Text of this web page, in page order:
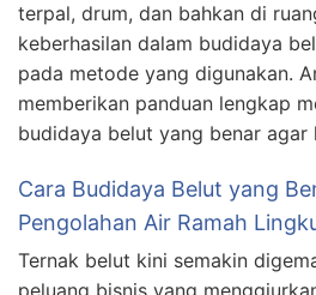
terpal, drum, dan bahkan di
keberhasilan dalam budidaya
pada metode yang digunakan.
memberikan panduan lengkap
budidaya belut yang benar
Cara Budidaya Belut yang
Pengolahan Air Ramah
Ternak belut kini semakin
peluang bisnis yang